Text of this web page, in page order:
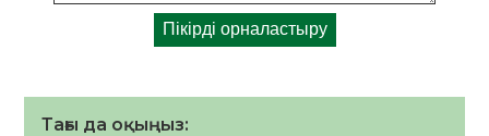
Тағы да оқыңыз: